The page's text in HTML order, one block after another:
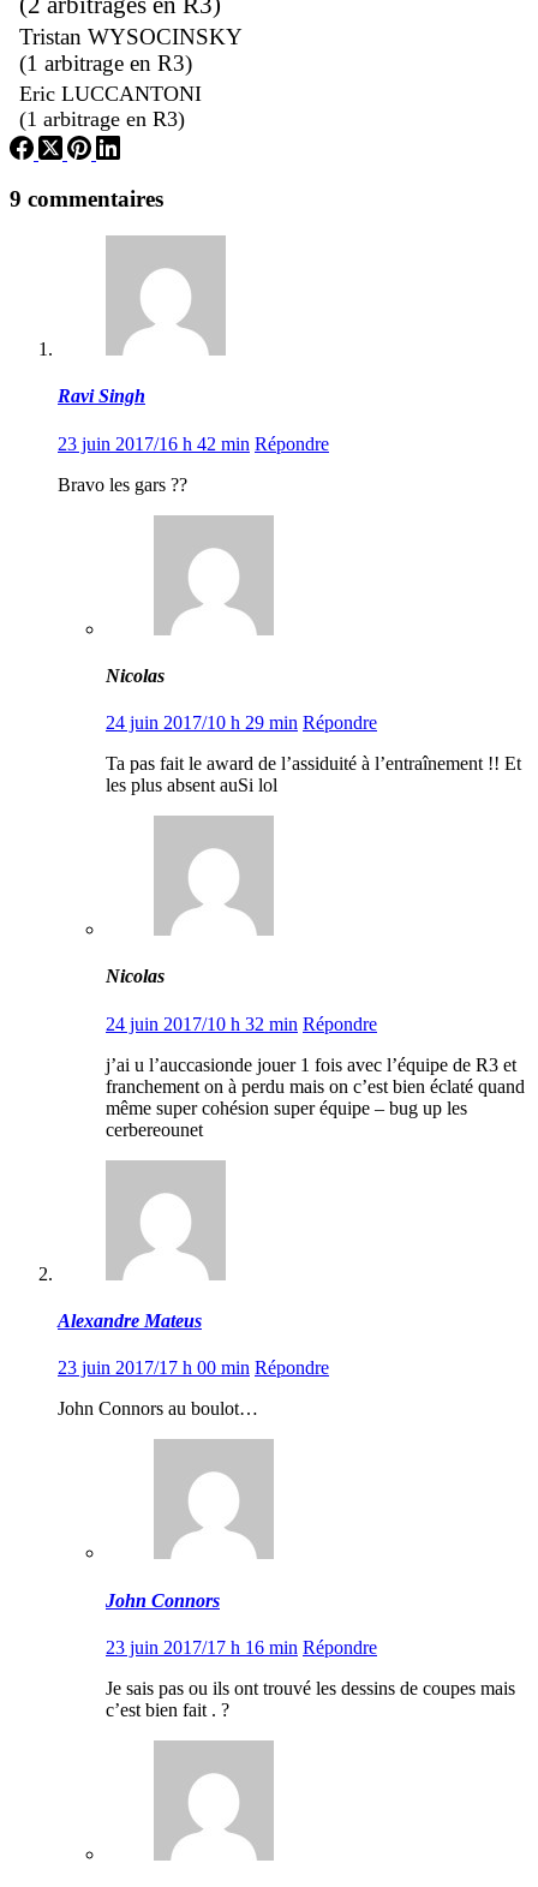
Tristan WYSOCINSKY
(1 arbitrage en R3)
Eric LUCCANTONI
(1 arbitrage en R3)
9 commentaires
Ravi Singh
23 juin 2017/16 h 42 min Répondre
Bravo les gars ??
Nicolas
24 juin 2017/10 h 29 min Répondre
Ta pas fait le award de l’assiduité à l’entraînement !! Et
les plus absent auSi lol
Nicolas
24 juin 2017/10 h 32 min Répondre
j’ai u l’auccasionde jouer 1 fois avec l’équipe de R3 et
franchement on à perdu mais on c’est bien éclaté quand
même super cohésion super équipe – bug up les
cerbereounet
Alexandre Mateus
23 juin 2017/17 h 00 min Répondre
John Connors au boulot…
John Connors
23 juin 2017/17 h 16 min Répondre
Je sais pas ou ils ont trouvé les dessins de coupes mais
c’est bien fait . ?